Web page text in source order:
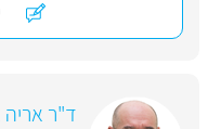
ד"ר אריה